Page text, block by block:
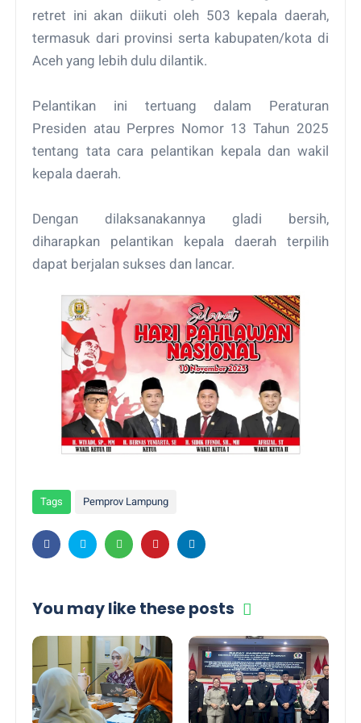
retret ini akan diikuti oleh 503 kepala daerah,
termasuk dari provinsi serta kabupaten/kota di
Aceh yang lebih dulu dilantik.
Pelantikan ini tertuang dalam Peraturan
Presiden atau Perpres Nomor 13 Tahun 2025
tentang tata cara pelantikan kepala dan wakil
kepala daerah.
Dengan dilaksanakannya gladi bersih,
diharapkan pelantikan kepala daerah terpilih
dapat berjalan sukses dan lancar.
Tags Pemprov Lampung
You may like these posts